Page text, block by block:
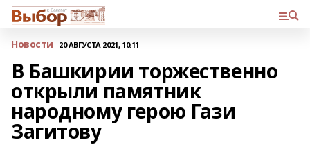
Новости 20 АВГУСТА 2021, 10:11
В Башкирии торжественно
открыли памятник
народному герою Гази
Загитову